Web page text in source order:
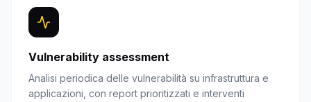
Vulnerability assessment
Analisi periodica delle vulnerabilità su infrastruttura e
applicazioni, con report prioritizzati e interventi